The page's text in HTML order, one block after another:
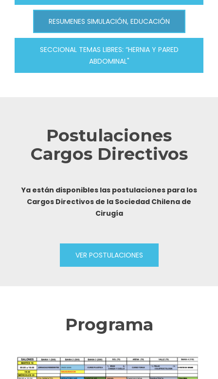
RESUMENES SIMULACIÓN, EDUCACIÓN
SECCIONAL TEMAS LIBRES: “HERNIA Y PARED
ABDOMINAL"
Postulaciones
Cargos Directivos
Ya están disponibles las postulaciones para los
Cargos Directivos de la Sociedad Chilena de
Cirugía
VER POSTULACIONES
Programa